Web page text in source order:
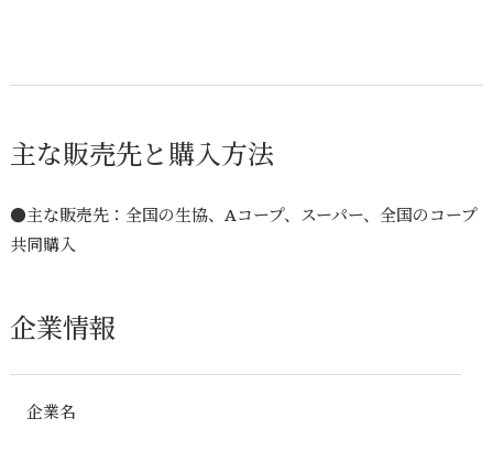
主な販売先と購入方法
●主な販売先：全国の生協、Aコープ、スーパー、全国のコープ
共同購入
企業情報
企業名